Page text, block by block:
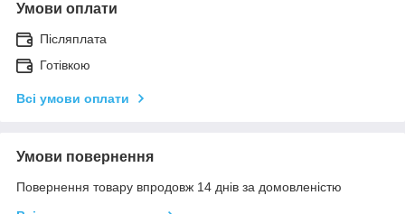
Умови оплати
Післяплата
Готівкою
Всі умови оплати
Умови повернення
Повернення товару впродовж 14 днів за домовленістю